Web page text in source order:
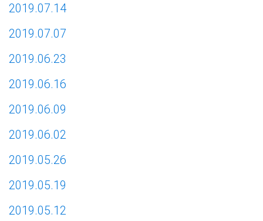
2019.07.14
2019.07.07
2019.06.23
2019.06.16
2019.06.09
2019.06.02
2019.05.26
2019.05.19
2019.05.12